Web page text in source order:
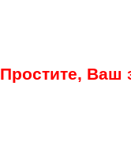
Простите, Ваш